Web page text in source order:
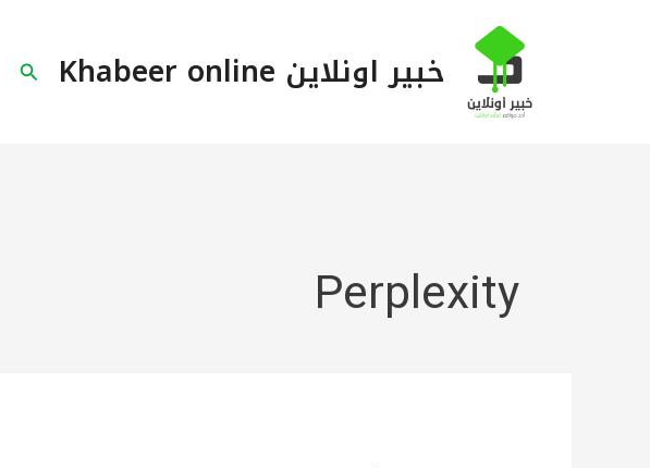
خبير اونلاين Khabeer online البحث
Perplexity